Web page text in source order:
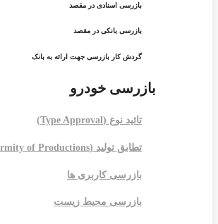
بازرسی اسنادی در مقصد
بازرسی بانکی در مقصد
گردش کار بازرسی جهت ارائه به بانک
بازرسی خودرو
تائید نوع (Type Approval)
تطابق تولید (Conformity of Productions)
بازرسی کاربری ها
بازرسی محیط زیست